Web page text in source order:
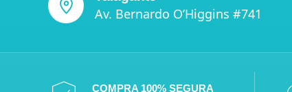
Av. Bernardo O’Higgins #741
COMPRA 100% SEGURA